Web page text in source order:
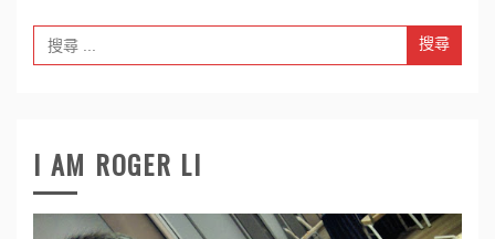
Search
for:
I AM ROGER LI